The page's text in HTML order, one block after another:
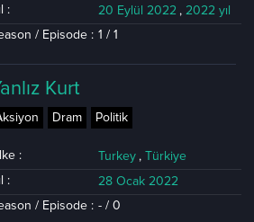
:
20 Eylül 2022 ,2022 yıl
/ Episode : 1 / 1
Kurt
Dram Politik
: Turkey ,
Türkiye
:
28 Ocak 2022
/ Episode : - / 0